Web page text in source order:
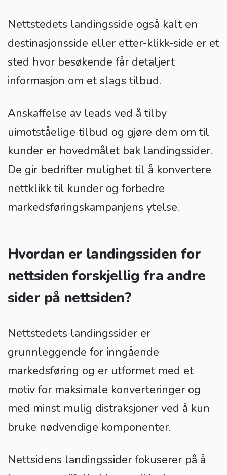
Nettstedets landingsside også kalt en
destinasjonsside eller etter-klikk-side er et
sted hvor besøkende får detaljert
informasjon om et slags tilbud.
Anskaffelse av leads ved å tilby
uimotståelige tilbud og gjøre dem om til
kunder er hovedmålet bak landingssider.
De gir bedrifter mulighet til å konvertere
nettklikk til kunder og forbedre
markedsføringskampanjens ytelse.
Hvordan er landingssiden for
nettsiden forskjellig fra andre
sider på nettsiden?
Nettstedets landingssider er
grunnleggende for inngående
markedsføring og er utformet med et
motiv for maksimale konverteringer og
med minst mulig distraksjoner ved å kun
bruke nødvendige komponenter.
Nettsidens landingssider fokuserer på å